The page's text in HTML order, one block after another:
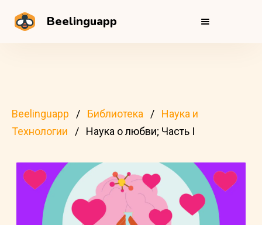
Beelinguapp
Beelinguapp Библиотека
Наука и
Технологии
Наука о любви; Часть I